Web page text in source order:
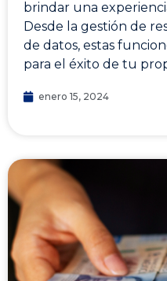
brindar una
Desde la gestión de
de datos, estas
para el éxito de tu
enero 15, 2024